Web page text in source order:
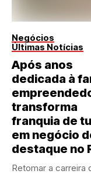
Negócios
Últimas Notícias
Após anos
dedicada à
transforma
franquia de
em negócio
destaque no
Retomar a carreira